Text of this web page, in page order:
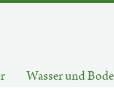
Wasser und